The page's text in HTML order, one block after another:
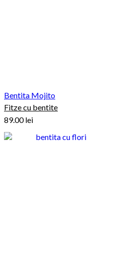
Bentita Mojito
Fitze cu bentite
89.00lei